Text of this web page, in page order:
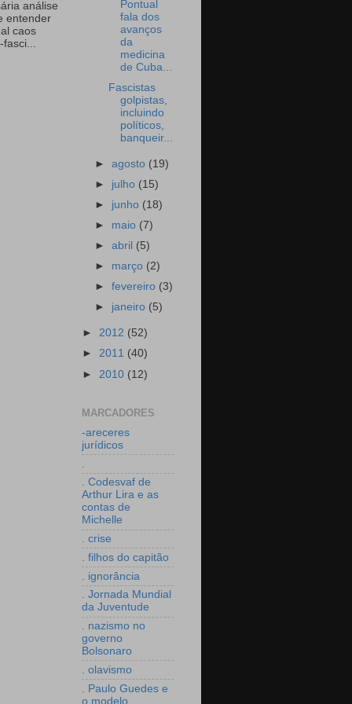
análise
entender
caos
Pontual
fala dos
avanços
da
medicina
de Cuba...
Fascistas
golpistas,
incluindo
políticos,
banqueir...
►agosto (19)
► julho (15)
► junho (18)
► maio (7)
►abril (5)
► março (2)
►fevereiro (3)
► janeiro (5)
► 2012 (52)
► 2011 (40)
► 2010 (12)
MARCADORES
-areceres
jurídicos
. Codesvaf de
Arthur Lira e as
contas de
Michelle
. crise
. filhos do capitão
. ignorância
. Jornada Mundial
da Juventude
. nazismo no
governo
Bolsonaro
. olavismo
. Paulo Guedes e
o modelo